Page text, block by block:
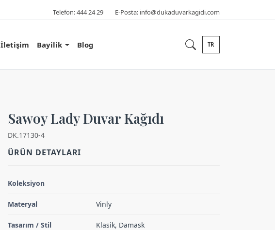
Telefon:444 24 29 E-Posta: info@dukaduvarkagidi.com
İletişim Bayilik Blog TR
Sawoy Lady Duvar Kağıdı
DK.17130-4
ÜRÜN DETAYLARI
Koleksiyon
Materyal Vinly
Tasarım / Stil Klasik, Damask